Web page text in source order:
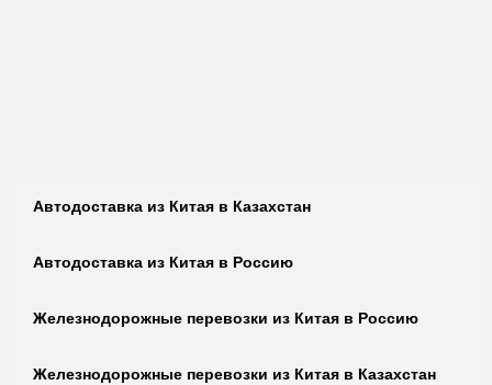
Автодоставка из Китая в Казахстан
Автодоставка из Китая в Россию
Железнодорожные перевозки из Китая в Россию
Железнодорожные перевозки из Китая в Казахстан